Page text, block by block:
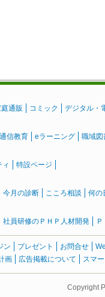
通販 コミック デジタル・
通信教育 eラーニング 職域図
ィ 特設ページ
今月の診断 こころ相談 何の
社員研修のＰＨＰ人材開発
ン プレゼント お問合せ
画 広告掲載について スマ
Copyright